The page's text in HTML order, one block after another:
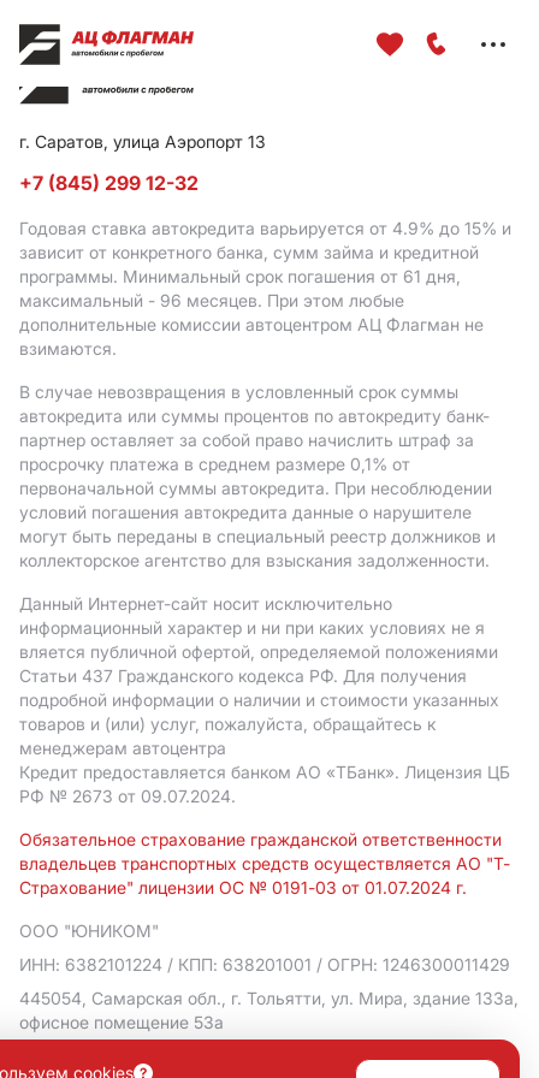
г. Саратов, улица Аэропорт 13
+7 (845) 299 12-32
Годовая ставка автокредита варьируется от 4.9% до 15% и
зависит от конкретного банка, сумм займа и кредитной
программы. Минимальный срок погашения от 61 дня,
максимальный - 96 месяцев. При этом любые
дополнительные комиссии автоцентром АЦ Флагман не
взимаются.
В случае невозвращения в условленный срок суммы
автокредита или суммы процентов по автокредиту банк-
партнер оставляет за собой право начислить штраф за
просрочку платежа в среднем размере 0,1% от
первоначальной суммы автокредита. При несоблюдении
условий погашения автокредита данные о нарушителе
могут быть переданы в специальный реестр должников и
коллекторское агентство для взыскания задолженности.
Данный Интернет-сайт носит исключительно
информационный характер и ни при каких условиях не я
вляется публичной офертой, определяемой положениями
Статьи 437 Гражданского кодекса РФ. Для получения
подробной информации о наличии и стоимости указанных
товаров и (или) услуг, пожалуйста, обращайтесь к
менеджерам автоцентра
Кредит предоставляется банком АO «ТБанк». Лицензия ЦБ
РФ № 2673 от 09.07.2024.
Обязательное страхование гражданской ответственности
владельцев транспортных средств осуществляется АО "Т-
Страхование" лицензии ОС № 0191-03 от 01.07.2024 г.
ООО "ЮНИКОМ"
ИНН: 6382101224 / КПП: 638201001 / ОГРН: 1246300011429
445054, Самарская обл., г. Тольятти, ул. Мира, здание 133а,
офисное помещение 53а
Политика в отношении обработки персональных данных
cookies